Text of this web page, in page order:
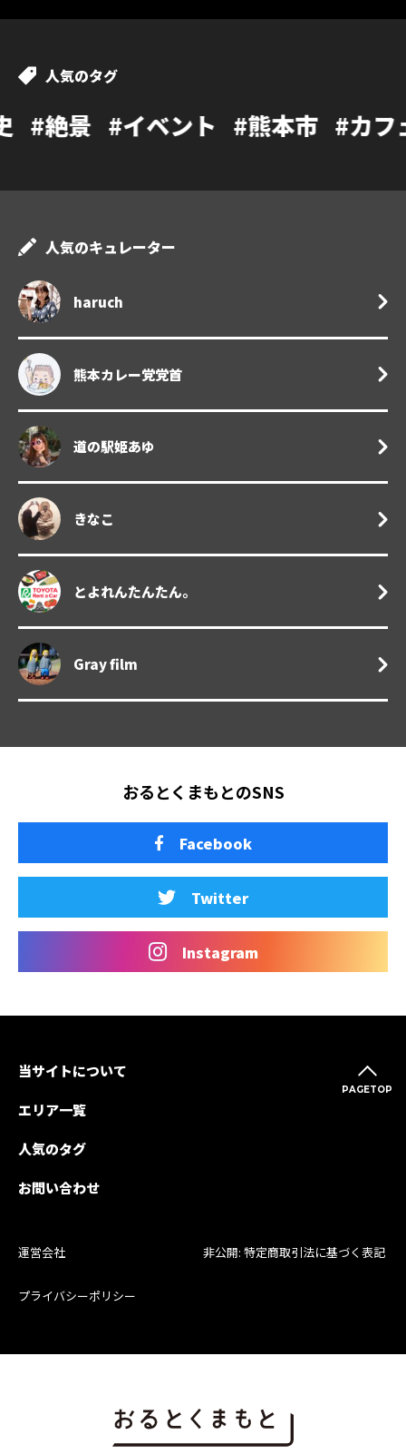
人気のタグ
ベント #熊本市 #カフェ #温泉 #
人気のキュレーター
haruch
熊本カレー党党首
道の駅姫あゆ
きなこ
とよれんたんたん。
Gray film
おるとくまもとのSNS
Facebook
Twitter
Instagram
PAGETOP
当サイトについて
エリア一覧
人気のタグ
お問い合わせ
運営会社 非公開: 特定商取引法に基づく表記
プライバシーポリシー